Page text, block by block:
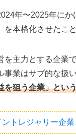
年〜2025年にか
を本格化させたこ
を主力とする企業
事業はサブ的な扱
を狙う企業」とい
ントレジャリー企